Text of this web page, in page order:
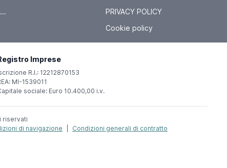
PRIVACY POLICY
Cookie policy
Imprese
R.I.: 12212870153
MI-1539011
sociale: Euro 10.400,00 i.v.
riservati
di navigazione Condizioni generali di contratto